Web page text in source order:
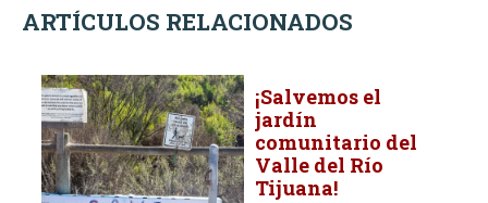
ARTÍCULOS RELACIONADOS
¡Salvemos el
jardín
comunitario del
Valle del Río
Tijuana!